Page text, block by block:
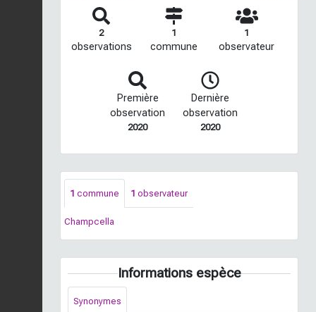
2
observations
1
commune
1
observateur
Première
observation
2020
Dernière
observation
2020
1 commune 1 observateur
Champcella
Informations espèce
Synonymes